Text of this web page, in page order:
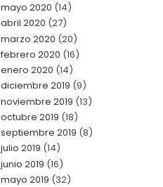
mayo 2020 (14)
abril 2020 (27)
marzo 2020 (20)
febrero 2020 (16)
enero 2020 (14)
diciembre 2019 (9)
noviembre 2019 (13)
octubre 2019 (18)
septiembre 2019 (8)
julio 2019 (14)
junio 2019 (16)
mayo 2019 (32)